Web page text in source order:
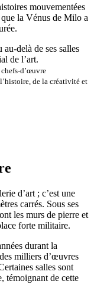
mouvementées
la Vénus de Milo a
delà de ses salles
de l’art.
d’œuvre
de la créativité et
d’art ; c’est une
carrés. Sous ses
les murs de pierre et
forte militaire.
durant la
milliers d’œuvres
salles sont
témoignant de cette